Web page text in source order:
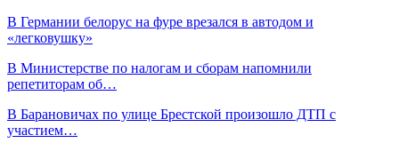
В Германии белорус на фуре врезался в автодом и
«легковушку»
В Министерстве по налогам и сборам напомнили
репетиторам об…
В Барановичах по улице Брестской произошло ДТП с
участием…